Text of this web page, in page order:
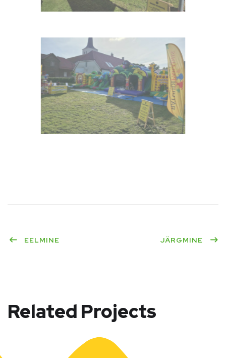
EELMINE JÄRGMINE
Related Projects